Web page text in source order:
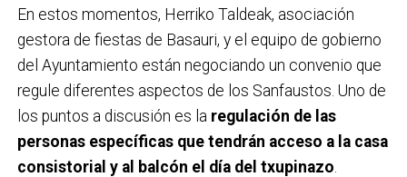
En estos momentos, Herriko Taldeak, asociación
gestora de fiestas de Basauri, y el equipo de gobierno
del Ayuntamiento están negociando un convenio que
regule diferentes aspectos de los Sanfaustos. Uno de
los puntos a discusión es la regulación de las
personas específicas que tendrán acceso a la casa
consistorial y al balcón el día del txupinazo